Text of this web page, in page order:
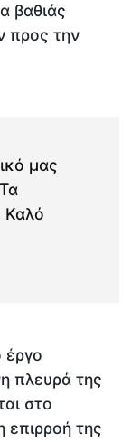
βαθιάς
προς την
μας
Καλό
έργο
πλευρά της
στο
επιρροή της